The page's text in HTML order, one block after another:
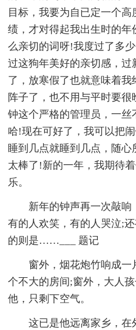
目标，我要为自已定一个
绩，才对得起我出生时的
么亲切的词呀!我度过了多
过这狗年美好的亲切感，
了，放寒假了也就意味着
阵子了，也不用与平时要
钟这个严格的管理员，一丝
哈!现在可好了，我可以把
睡到几点就睡到几点，随心
太棒了!新的一年，我期待
乐。
新年的钟声再一次敲响
有的人欢笑，有的人哭泣;
的则是……___ 题记
窗外，烟花炮竹响成
个不大的房间;窗外，大人
他，只剩下空气。
这已是他远离家乡，在